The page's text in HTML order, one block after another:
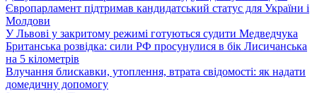
Європарламент підтримав кандидатський статус для України і
Молдови
У Львові у закритому режимі готуються судити Медведчука
Британська розвідка: сили РФ просунулися в бік Лисичанська
на 5 кілометрів
Влучання блискавки, утоплення, втрата свідомості: як надати
домедичну допомогу